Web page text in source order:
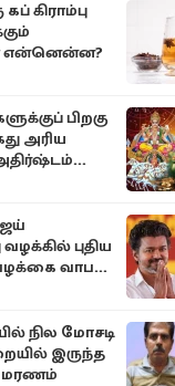
கிராம்பு
என்னென்ன?
பிறகு
அரிய
புதிய
வழக்கை வாபஸ்
நில மோசடி
இருந்த